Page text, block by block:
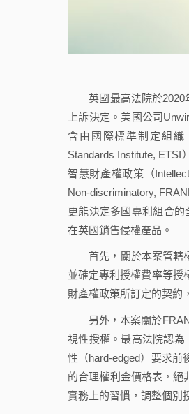
英國最高法院於2020年
上訴決定。美國公司
含由國際標準制定組織
Standards Institute, ETSI
智慧財產權政策（
Non-discriminatory,
更能決定多國專利組合
在英國銷售侵權產品。
首先，關於本案管轄權
並確定專利授權費率等授
財產權政策所訂定的契約
另外，本案關於
視性授權。最高法院認為
性（hard-edged）要求前
的合理權利金價格表，絕
實務上的習慣，調整個別